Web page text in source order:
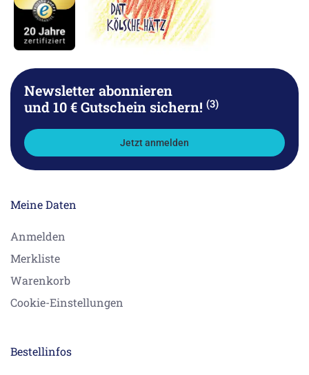
Newsletter abonnieren
und 10 € Gutschein sichern! (3)
Jetzt anmelden
Meine Daten
Anmelden
Merkliste
Warenkorb
Cookie-Einstellungen
Bestellinfos